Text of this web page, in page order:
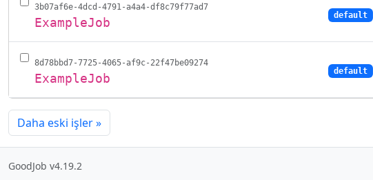
3b07af6e-4dcd-4791-a4a4-df8c79f77ad7
ExampleJob
default
8d78bbd7-7725-4065-af9c-22f47be09274
ExampleJob
default
Daha eski işler»
GoodJob v4.19.2